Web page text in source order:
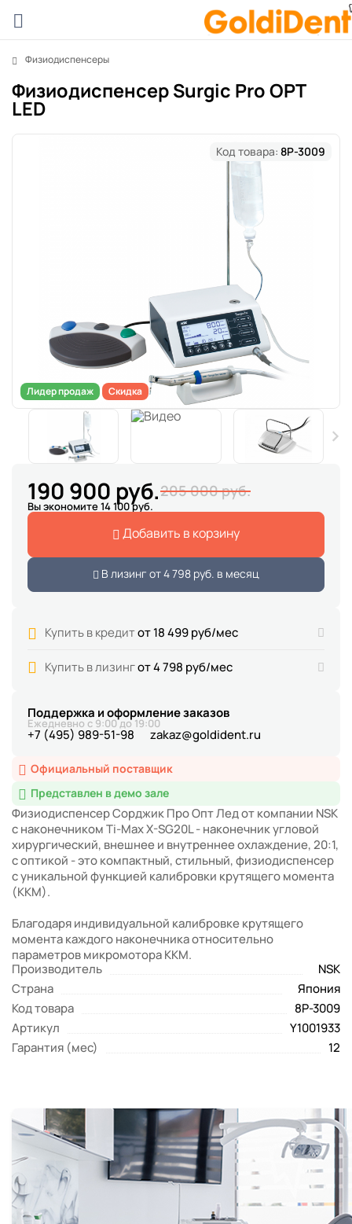
Физиодиспенсеры
Физиодиспенсер Surgic Pro OPT
LED
Лидер продаж Скидка
Код товара: 8P-3009
Официальный поставщик
Представлен в демо зале
Физиодиспенсер Сорджик Про Опт Лед от компании NSK
с наконечником Ti-Max X-SG20L - наконечник угловой
хирургический, внешнее и внутреннее охлаждение, 20:1,
с оптикой - это компактный, стильный, физиодиспенсер
с уникальной функцией калибровки крутящего момента
(ККМ).
Благодаря индивидуальной калибровке крутящего
момента каждого наконечника относительно
параметров микромотора ККМ.
Производитель
NSK
Страна
Япония
Код товара
8P-3009
Артикул
Y1001933
Гарантия (мес)
12
190 900 руб.205 000 руб.
Вы экономите 14 100 руб.
Добавить в корзину
В лизинг от4 798 руб. в месяц
Купить в кредитот 18 499 руб/мес
Купить в лизингот 4 798 руб/мес
Поддержка и оформление заказов
Ежедневно с 9:00 до 19:00
+7 (495) 989-51-98 zakaz@goldident.ru